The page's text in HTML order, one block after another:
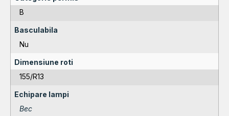
B
Basculabila
Nu
Dimensiune roti
155/R13
Echipare lampi
Bec